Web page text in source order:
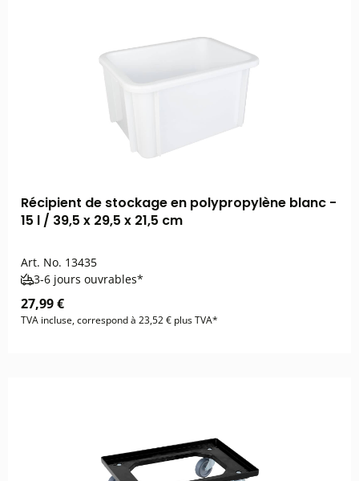
Récipient de stockage en polypropylène blanc -
15 l / 39,5 x 29,5 x 21,5 cm
Art. No. 13435
3-6 jours ouvrables*
27,99 €
TVA incluse, correspond à 23,52 € plus TVA*